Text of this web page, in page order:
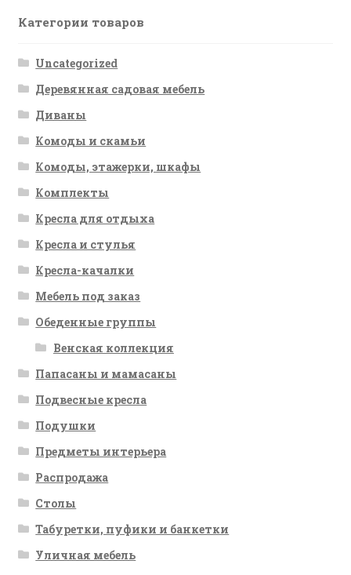
Категории товаров
Uncategorized
Деревянная садовая мебель
Диваны
Комоды и скамьи
Комоды, этажерки, шкафы
Комплекты
Кресла для отдыха
Кресла и стулья
Кресла-качалки
Мебель под заказ
Обеденные группы
Венская коллекция
Папасаны и мамасаны
Подвесные кресла
Подушки
Предметы интерьера
Распродажа
Столы
Табуретки, пуфики и банкетки
Уличная мебель